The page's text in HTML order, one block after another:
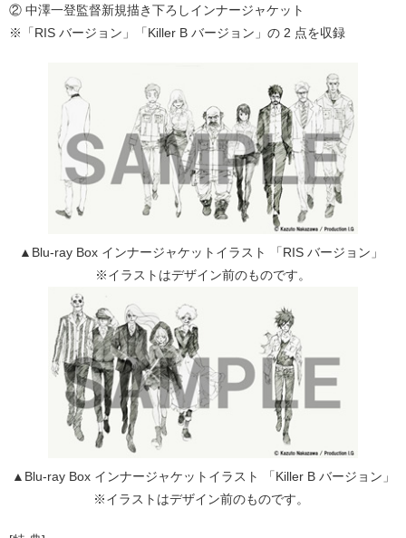
② 中澤一登監督新規描き下ろしインナージャケット
※「RIS バージョン」「Killer B バージョン」の 2 点を収録
▲Blu-ray Box インナージャケットイラスト 「RIS バージョン」
※イラストはデザイン前のものです。
▲Blu-ray Box インナージャケットイラスト 「Killer B バージョン」
※イラストはデザイン前のものです。